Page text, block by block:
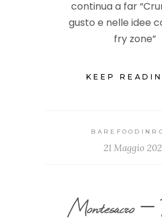
continua a far
gusto e nelle idee
fry zone”
KEEP
21 Maggio
Montesacro –